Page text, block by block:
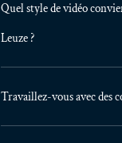
Quel style de vidéo
Leuze ?
Travaillez-vous avec des